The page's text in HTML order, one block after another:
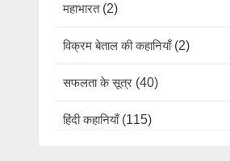
महाभारत(2)
विक्रम बेताल की कहानियाँ(2)
सफलता के सूत्र (40)
हिंदी कहानियाँ(115)